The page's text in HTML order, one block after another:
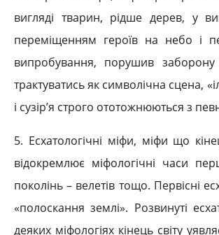
вигляді тварин, рідше дерев, у
переміщенням героїв на небо і
випробування, порушив
трактуватись як символічна сцена,
і сузір’я строго ототожнюються з
5. Есхатологічні міфи, міфи що
відокремлює міфологічні часи
поколінь – велетів тощо. Первісні
«полоскання землі». Розвинуті
деяких міфологіях кінець світу